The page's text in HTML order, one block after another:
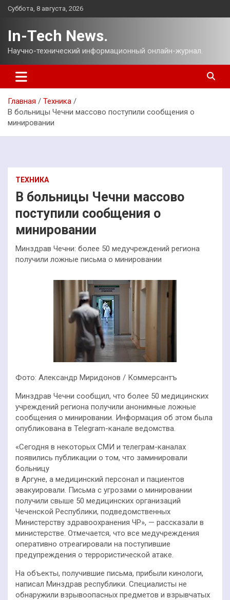
Перейти
Суббота, 8 августа, 2026
In-Tech News.
Научно-технический информационный онлайн-журнал.
Главная
Техника
В больницы Чечни массово поступили сообщения о
минировании
ТЕХНИКА
В больницы Чечни массово
поступили сообщения о
минировании
Минздрав Чечни: более 50 медучреждений региона
получили ложные письма о минировании
Фото: Александр Миридонов / Коммерсантъ
Минздрав Чечни сообщил, что более 50 медицинских
учреждений региона получили анонимные ложные
сообщения о минировании. Информация об этом была
опубликована в Telegram-канале ведомства.
«Сегодня в некоторых СМИ и телеграм-каналах
появились публикации о том, что заминировали
больницу
в Аргуне, а медицинский персонал и пациентов
эвакуировали. Письма с угрозами о минировании
получили свыше 50 медицинских организаций
Чеченской Республики, подведомственных
Министерству здравоохранения ЧР», — рассказали в
министерстве. Отмечается, что все медучреждения
оперативно отреагировали на поступившие
предупреждения о террористической атаке.
На объекты, получившие письма, прибыли кинологи,
написал Минздрав республики. Специалисты не
обнаружили взрывоопасных предметов и взрывчатых